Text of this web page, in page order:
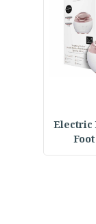
Electric